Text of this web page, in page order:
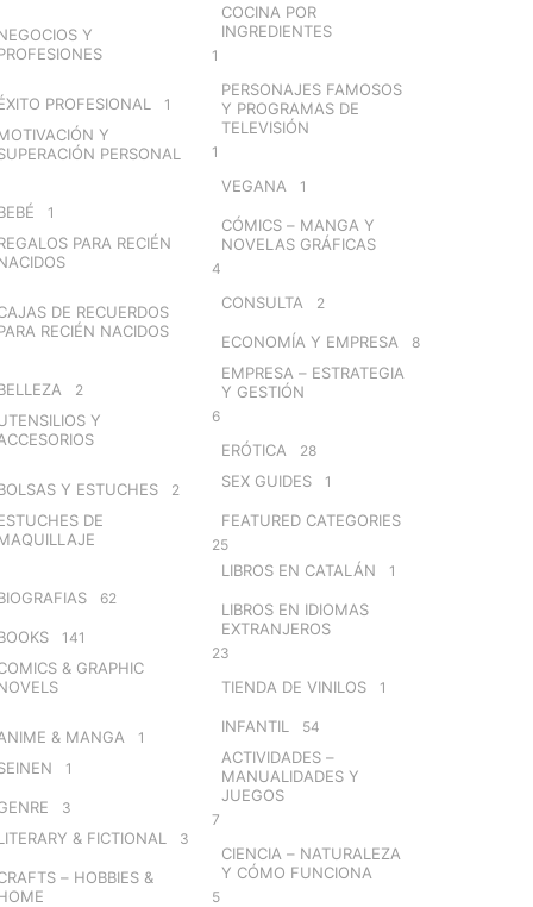
Y
PROFESIONAL 1
Y
PERSONAL
1
PARA RECIÉN
DE RECUERDOS
RECIÉN NACIDOS
2
Y
Y ESTUCHES 2
DE
62
141
& GRAPHIC
& MANGA 1
1
3
& FICTIONAL 3
– HOBBIES &
COCINA POR
INGREDIENTES
1
PERSONAJES FAMOSOS
Y PROGRAMAS DE
TELEVISIÓN
1
VEGANA 1
CÓMICS – MANGA Y
NOVELAS GRÁFICAS
4
CONSULTA 2
ECONOMÍA Y EMPRESA 8
EMPRESA – ESTRATEGIA
Y GESTIÓN
6
ERÓTICA 28
SEX GUIDES 1
FEATURED CATEGORIES
25
LIBROS EN CATALÁN 1
LIBROS EN IDIOMAS
EXTRANJEROS
23
TIENDA DE VINILOS 1
INFANTIL 54
ACTIVIDADES –
MANUALIDADES Y
JUEGOS
7
CIENCIA – NATURALEZA
Y CÓMO FUNCIONA
5